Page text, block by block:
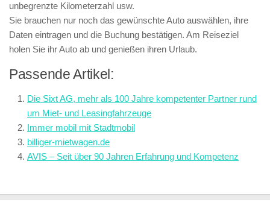
unbegrenzte Kilometerzahl usw.
Sie brauchen nur noch das gewünschte Auto auswählen, ihre
Daten eintragen und die Buchung bestätigen. Am Reiseziel
holen Sie ihr Auto ab und genießen ihren Urlaub.
Passende Artikel:
Die Sixt AG, mehr als 100 Jahre kompetenter Partner rund
um Miet- und Leasingfahrzeuge
Immer mobil mit Stadtmobil
billiger-mietwagen.de
AVIS – Seit über 90 Jahren Erfahrung und Kompetenz